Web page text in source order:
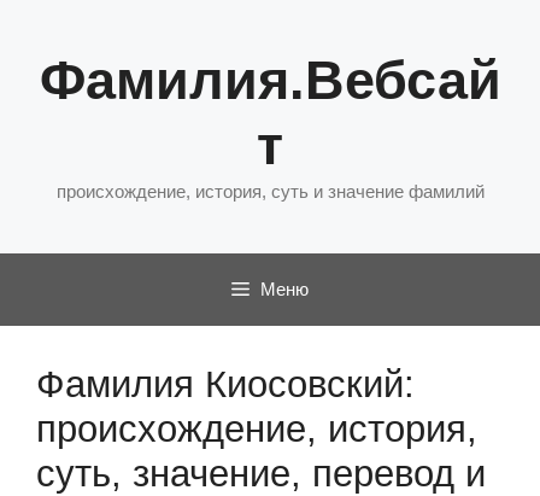
содержимому
Фамилия.Вебсай
т
происхождение, история, суть и значение фамилий
Меню
Фамилия Киосовский:
происхождение, история,
суть, значение, перевод и